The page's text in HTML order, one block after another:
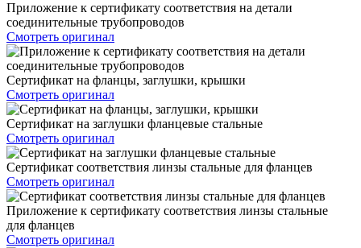
Приложение к сертификату соответствия на детали
соединительные трубопроводов
Смотреть оригинал
Сертификат на фланцы, заглушки, крышки
Смотреть оригинал
Сертификат на заглушки фланцевые стальные
Смотреть оригинал
Сертификат соответствия линзы стальные для фланцев
Смотреть оригинал
Приложение к сертификату соответствия линзы стальные
для фланцев
Смотреть оригинал